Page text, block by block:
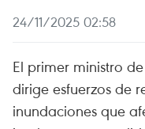
24/11/2025 02:58
El primer ministro
dirige esfuerzos de
inundaciones que